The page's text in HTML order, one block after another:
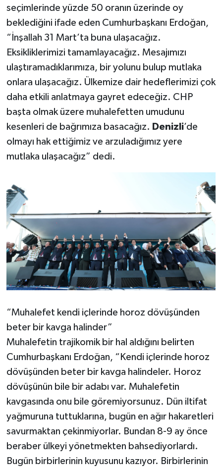
seçimlerinde yüzde 50 oranın üzerinde oy
beklediğini ifade eden Cumhurbaşkanı Erdoğan,
“İnşallah 31 Mart’ta buna ulaşacağız.
Eksikliklerimizi tamamlayacağız. Mesajımızı
ulaştıramadıklarımıza, bir yolunu bulup mutlaka
onlara ulaşacağız. Ülkemize dair hedeflerimizi çok
daha etkili anlatmaya gayret edeceğiz. CHP
başta olmak üzere muhalefetten umudunu
kesenleri de bağrımıza basacağız. Denizli’de
olmayı hak ettiğimiz ve arzuladığımız yere
mutlaka ulaşacağız” dedi.
“Muhalefet kendi içlerinde horoz dövüşünden
beter bir kavga halinder”
Muhalefetin trajikomik bir hal aldığını belirten
Cumhurbaşkanı Erdoğan, “Kendi içlerinde horoz
dövüşünden beter bir kavga halindeler. Horoz
dövüşünün bile bir adabı var. Muhalefetin
kavgasında onu bile göremiyorsunuz. Dün iltifat
yağmuruna tuttuklarına, bugün en ağır hakaretleri
savurmaktan çekinmiyorlar. Bundan 8-9 ay önce
beraber ülkeyi yönetmekten bahsediyorlardı.
Bugün birbirlerinin kuyusunu kazıyor. Birbirlerinin